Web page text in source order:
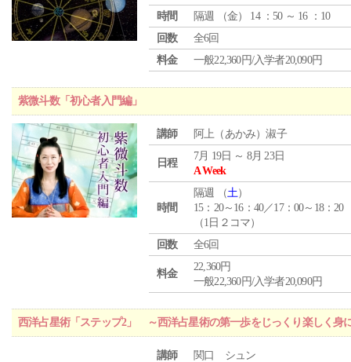
時間
隔週 （金） 14 ：50 ～ 16 ：10
回数
全6回
料金
一般22,360円/入学者20,090円
紫微斗数「初心者入門編」
講師 阿上（あかみ）淑子
日程
7月 19日 ～ 8月 23日
A Week
時間
隔週 （土）
15：20～16：40／17：00～18：20
（1日２コマ）
回数
全6回
料金
22,360円
一般22,360円/入学者20,090円
西洋占星術「ステップ2」 ～西洋占星術の第一歩をじっくり楽しく身
講師 関口 シュン